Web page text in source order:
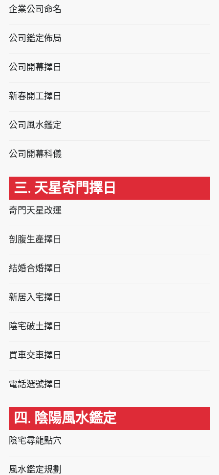
企業公司命名
公司鑑定佈局
公司開幕擇日
新春開工擇日
公司風水鑑定
公司開幕科儀
三. 天星奇門擇日
奇門天星改運
剖腹生產擇日
結婚合婚擇日
新居入宅擇日
陰宅破土擇日
買車交車擇日
電話選號擇日
四. 陰陽風水鑑定
陰宅尋龍點穴
風水鑑定規劃